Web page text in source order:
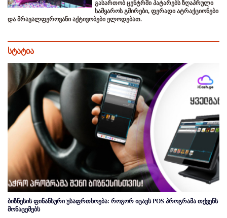
გასართობ ცენტრში პატარებს ზღაპრული
სამყაროს გმირები, ფერადი ატრაქციონები
და მრავალფეროვანი აქტივობები ელოდებათ.
სტატია
ბიზნესის ფინანსური უსაფრთხოება: როგორ იცავს POS პროგრამა თქვენს
მონაცემებს